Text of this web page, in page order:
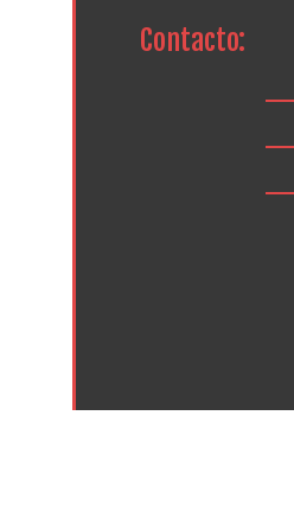
Contacto: